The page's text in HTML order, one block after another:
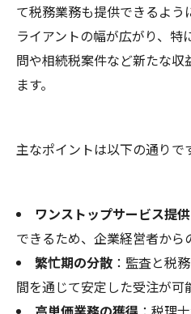
て税務業務も提供できるよう
ライアントの幅が広がり、
問や相続税案件など新たな
ます。
主なポイントは以下の通りで
ワンストップサービス提供
できるため、企業経営者から
繁忙期の分散：監査と税
間を通じて安定した受注が可